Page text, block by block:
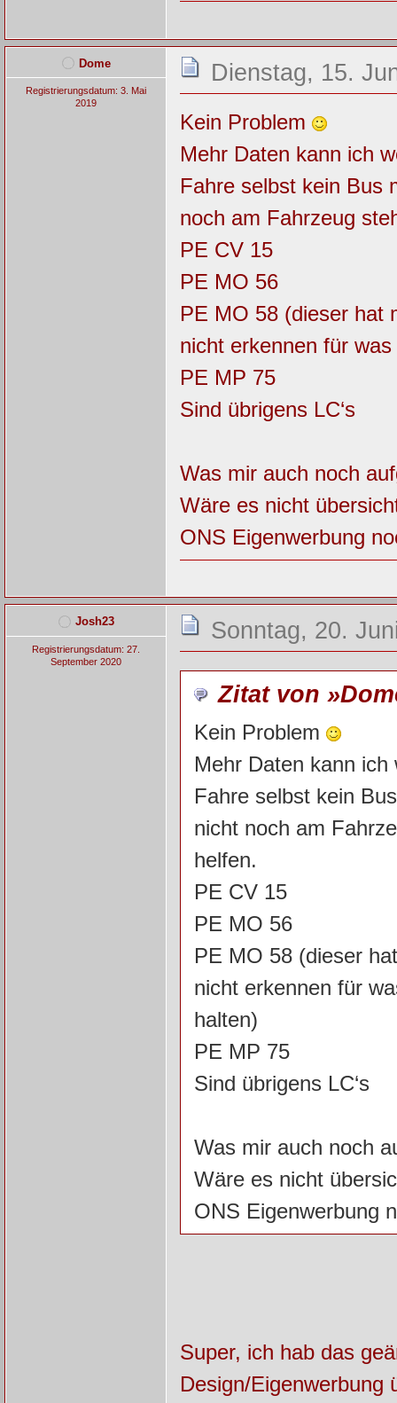
Dome
Registrierungsdatum: 3. Mai
2019
Dienstag, 15.
Kein Problem
Mehr Daten kann ich
Fahre selbst kein Bus
noch am Fahrzeug
PE CV 15
PE MO 56
PE MO 58 (dieser hat
nicht erkennen für
PE MP 75
Sind übrigens LC‘s
Was mir auch noch
Wäre es nicht
ONS Eigenwerbung
Josh23
Registrierungsdatum: 27.
September 2020
Sonntag, 20.
Zitat von
Kein Problem
Mehr Daten kann
Fahre selbst kein
nicht noch am
helfen.
PE CV 15
PE MO 56
PE MO 58 (dieser
nicht erkennen für
halten)
PE MP 75
Sind übrigens LC‘s
Was mir auch noch
Wäre es nicht
ONS Eigenwerbung
Super, ich hab das
Design/Eigenwerbung